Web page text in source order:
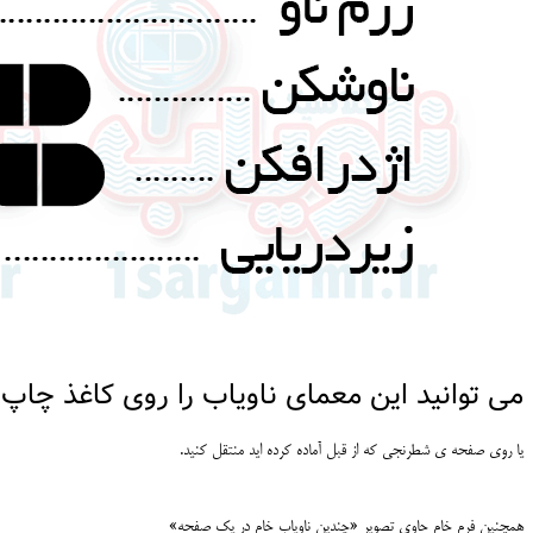
می توانید این معمای ناویاب را روی کاغذ
یا روی صفحه ی شطرنجی که از قبل آماده کرده اید منتقل کنید.
همچنین فرم خام حاوی تصویر «چندین ناویاب خام در یک صفحه»